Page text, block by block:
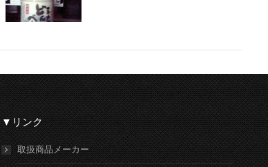
▼リンク
取扱商品メーカー